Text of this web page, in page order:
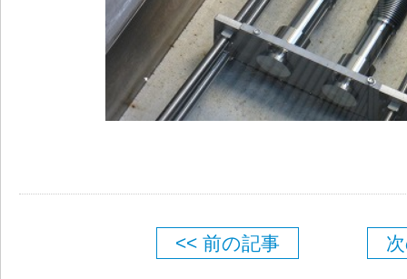
<< 前の記事